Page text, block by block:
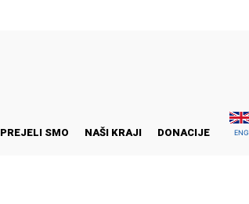
PREJELI SMO NAŠI KRAJI DONACIJE ENG